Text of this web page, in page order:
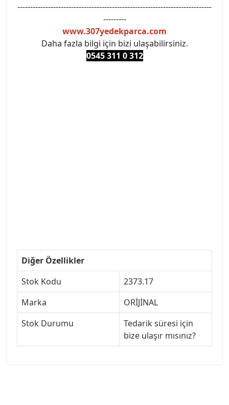
----------------------------------------------------------------------------
---------
www.307yedekparca.com
Daha fazla bilgi için bizi ulaşabilirsiniz.
0545 311 0 312
Diğer Özellikler
Stok Kodu
2373.17
Marka
ORİJİNAL
Stok Durumu
Tedarik süresi için
bize ulaşır mısınız?